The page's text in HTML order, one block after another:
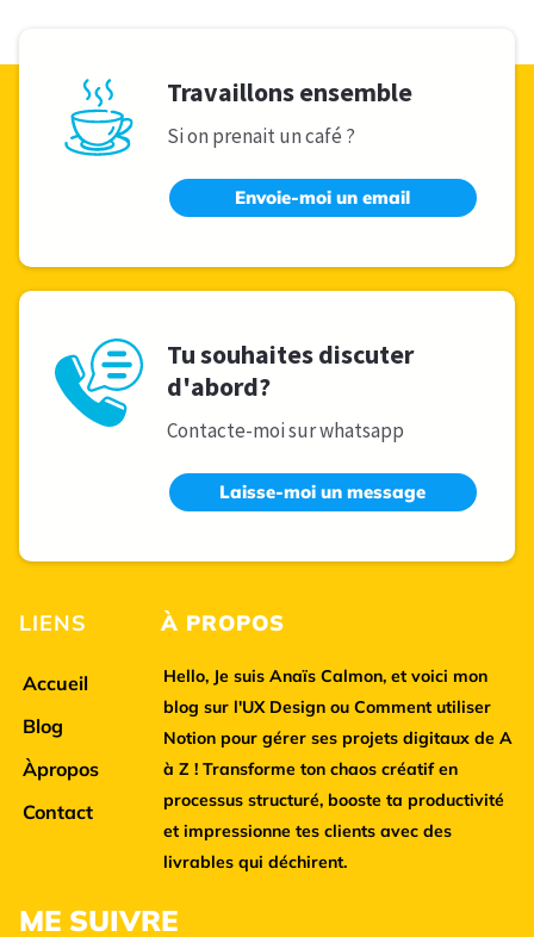
Travaillons ensemble
Si on prenait un café ?
Envoie-moi un email
Tu souhaites discuter
d'abord?
Contacte-moi sur whatsapp
Laisse-moi un message
LIENS
Accueil
Blog
Àpropos
Contact
À PROPOS
Hello, Je suis Anaïs Calmon, et voici mon
blog sur l'UX Design ou Comment utiliser
Notion pour gérer ses projets digitaux de A
à Z ! Transforme ton chaos créatif en
processus structuré, booste ta productivité
et impressionne tes clients avec des
livrables qui déchirent.
ME SUIVRE